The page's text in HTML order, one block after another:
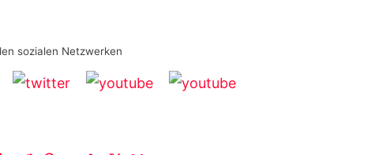
sozialen Netzwerken